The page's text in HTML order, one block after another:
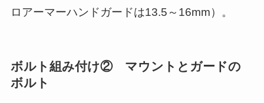
ロアーマーハンドガードは13.5～16mm）。
ボルト組み付け② マウントとガードの
ボルト